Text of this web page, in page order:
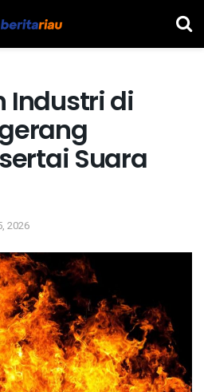
Industri di
Suara
2026